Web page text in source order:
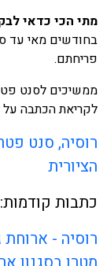
מתי הכי כדאי
בחודשים מאי עד
פריחתם.
ממשיכים לסנט
לקריאת הכתבה על
רוסיה, סנט
הציורית
כתבות קודמות:
רוסיה -